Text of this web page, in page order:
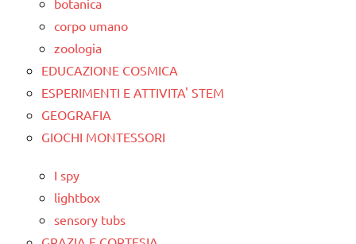
botanica
corpo umano
zoologia
EDUCAZIONE COSMICA
ESPERIMENTI E ATTIVITA' STEM
GEOGRAFIA
GIOCHI MONTESSORI
I spy
lightbox
sensory tubs